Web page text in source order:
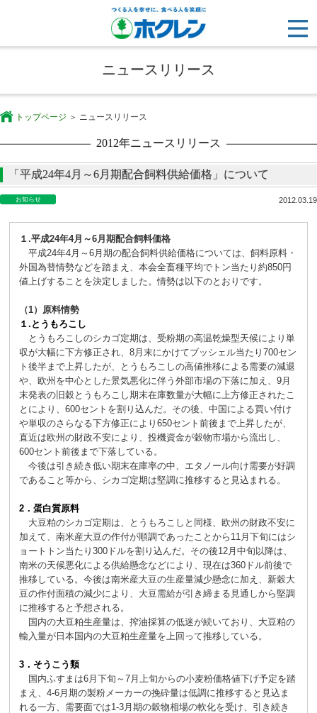
ニュースリリース
トップページ ニュースリリース
2012年ニュースリリース
「平成24年4月～6月期配合飼料供給価格」について
お知らせ 2012.03.19
１.平成24年4月～6月期配合飼料価格
平成24年4月～6月期の配合飼料供給価格については、飼料原料・
外国為替情勢などを踏まえ、本会全畜種平均でトン当たり約850円
値上げすることを決定しました。情勢は以下のとおりです。
（1）原料情勢
１.とうもろこし
とうもろこしのシカゴ定期は、受粉期の高温乾燥型天候により単
収が大幅に下方修正され、8月末にかけてブッシェル当たり700セン
ト後半まで上昇したが、とうもろこしの高値推移による需要の減退
や、欧州を中心とした景気悪化に伴う外部市場の下落に加え、9月
末発表の旧穀とうもろこし期末在庫数量が大幅に上方修正されたこ
とにより、600セントを割り込んだ。その後、中国による買い付け
や単収のさらなる下方修正により650セント前後まで上昇したが、
直近は欧州の財政不安により、投機資金が穀物市場から流出し、
600セント前後まで下落している。
今後は引き続き低い期末在庫率の中、エタノール向け需要が好調
であること等から、シカゴ定期は堅調に推移すると見込まれる。
2 ．蛋白質原料
大豆粕のシカゴ定期は、とうもろこしと同様、欧州の財政不安に
加えて、南米産大豆の作付が順調であったことから11月下旬にはシ
ョートトン当たり300ドルを割り込んだ。その後12月中旬以降は、
南米の天候悪化による供給懸念などにより、現在は360ドル前後で
推移している。今後は南米産大豆の生産量減少懸念に加え、新穀大
豆の作付面積の減少により、大豆需給が引き締まる見通しから堅調
に推移すると予想される。
国内の大豆粕生産量は、搾油採算の低迷が続いており、大豆粕の
輸入量が日本国内の大豆粕生産量を上回って推移している。
3．そうこう類
国内ふすまは6月下旬～7月上旬からの小麦粉価格値下げ予定を踏
まえ、4-6月期の製粉メーカーの挽砕量は低調に推移すると見込ま
れる一方、需要面では1-3月期の穀物相場の軟化を受け、引き続き